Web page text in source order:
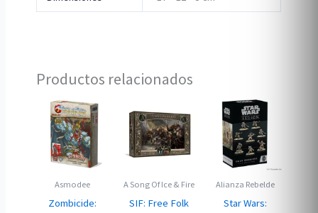
Productos relacionados
Asmodee
Zombicide:
A Song Of Ice & Fire
SIF: Free Folk
Alianza Rebelde
Star Wars: